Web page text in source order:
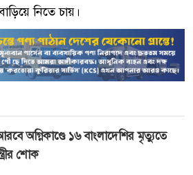
নিতে চায়।
অগ্নিকাণ্ডে ১৬ বাংলাদেশির মৃত্যুতে
শোক